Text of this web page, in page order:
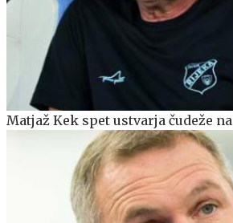
Matjaž Kek spet ustvarja čudeže